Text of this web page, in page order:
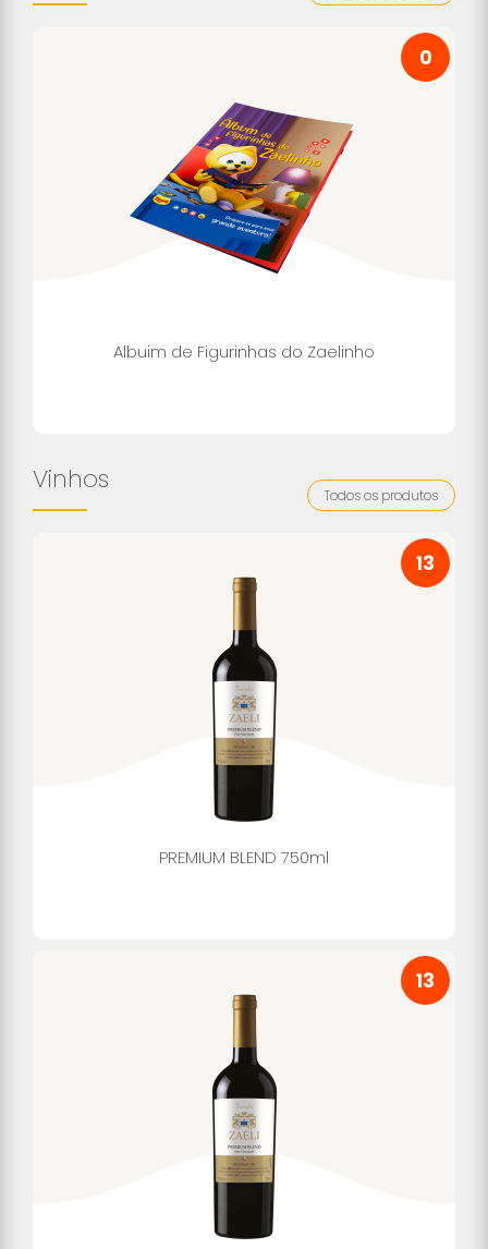
0
Albuim de Figurinhas do Zaelinho
Vinhos Todos os produtos
13
PREMIUM BLEND 750ml
13